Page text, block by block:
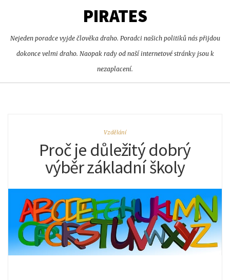
PIRATES
Nejeden poradce vyjde člověka draho. Poradci našich politiků nás přijdou
dokonce velmi draho. Naopak rady od naší internetové stránky jsou k
nezaplacení.
Vzdělání
Proč je důležitý dobrý
výběr základní školy